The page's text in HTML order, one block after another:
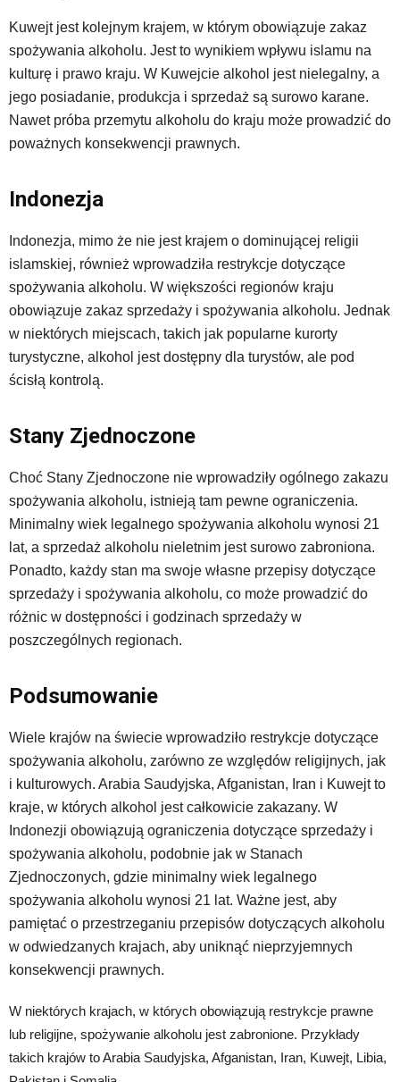
Kuwejt jest kolejnym krajem, w którym obowiązuje zakaz
spożywania alkoholu. Jest to wynikiem wpływu islamu na
kulturę i prawo kraju. W Kuwejcie alkohol jest nielegalny, a
jego posiadanie, produkcja i sprzedaż są surowo karane.
Nawet próba przemytu alkoholu do kraju może prowadzić do
poważnych konsekwencji prawnych.
Indonezja
Indonezja, mimo że nie jest krajem o dominującej religii
islamskiej, również wprowadziła restrykcje dotyczące
spożywania alkoholu. W większości regionów kraju
obowiązuje zakaz sprzedaży i spożywania alkoholu. Jednak
w niektórych miejscach, takich jak popularne kurorty
turystyczne, alkohol jest dostępny dla turystów, ale pod
ścisłą kontrolą.
Stany Zjednoczone
Choć Stany Zjednoczone nie wprowadziły ogólnego zakazu
spożywania alkoholu, istnieją tam pewne ograniczenia.
Minimalny wiek legalnego spożywania alkoholu wynosi 21
lat, a sprzedaż alkoholu nieletnim jest surowo zabroniona.
Ponadto, każdy stan ma swoje własne przepisy dotyczące
sprzedaży i spożywania alkoholu, co może prowadzić do
różnic w dostępności i godzinach sprzedaży w
poszczególnych regionach.
Podsumowanie
Wiele krajów na świecie wprowadziło restrykcje dotyczące
spożywania alkoholu, zarówno ze względów religijnych, jak
i kulturowych. Arabia Saudyjska, Afganistan, Iran i Kuwejt to
kraje, w których alkohol jest całkowicie zakazany. W
Indonezji obowiązują ograniczenia dotyczące sprzedaży i
spożywania alkoholu, podobnie jak w Stanach
Zjednoczonych, gdzie minimalny wiek legalnego
spożywania alkoholu wynosi 21 lat. Ważne jest, aby
pamiętać o przestrzeganiu przepisów dotyczących alkoholu
w odwiedzanych krajach, aby uniknąć nieprzyjemnych
konsekwencji prawnych.
W niektórych krajach, w których obowiązują restrykcje prawne
lub religijne, spożywanie alkoholu jest zabronione. Przykłady
takich krajów to Arabia Saudyjska, Afganistan, Iran, Kuwejt, Libia,